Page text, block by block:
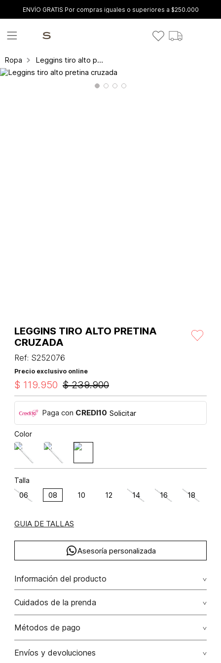
ENVÍO GRATIS Por compras iguales o superiores a $250.000
Ropa Leggins tiro alto pretina cruzada
LEGGINS TIRO ALTO PRETINA
CRUZADA
Ref: S252076
Precio exclusivo online
$ 239.900
$ 119.950
Paga con CREDI10 Solicitar
Color
Talla
06 08 10 12 14 16 18
GUIA DE TALLAS
Asesoría personalizada
Información del producto
viscosa 73.1000000000 elastano 3.3000000000 poliamida
23.6000000000 73.10% viscosa/viscose23.60%
poliamida/polyamide3.30% elastano/elastane
Cuidados de la prenda
No dejar en remojo /lavar por separado / no utilizar
Métodos de pago
Tarjetas de crédito: Visa, Dinners, Master Card y American
Envíos y devoluciones